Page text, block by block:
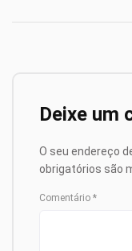
Deixe um
O seu endereço
obrigatórios são
Comentário *